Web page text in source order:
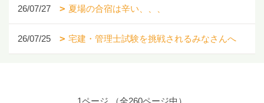
26/07/27 夏場の合宿は辛い、、、
26/07/25 宅建・管理士試験を挑戦されるみなさんへ
1ページ （全260ページ中）